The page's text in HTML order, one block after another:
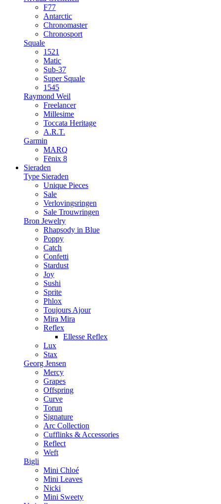
F77
Antarctic
Chronomaster
Chronosport
Squale
1521
Matic
Sub-37
Super Squale
1545
Raymond Weil
Freelancer
Millesime
Toccata Heritage
A.R.T.
Garmin
MARQ
Fēnix 8
Sieraden
Type Sieraden
Unique Pieces
Sale
Verlovingsringen
Sale Trouwringen
Bron Jewelry
Rhapsody in Blue
Poppy
Catch
Confetti
Stardust
Joy
Sushi
Sprite
Phlox
Toujours Ajour
Mira Mira
Reflex
Ellesse Reflex
Lux
Stax
Georg Jensen
Mercy
Grapes
Offspring
Curve
Torun
Signature
Arc Collection
Cufflinks & Accessories
Reflect
Weft
Bigli
Mini Chloé
Mini Leaves
Nicki
Mini Sweety